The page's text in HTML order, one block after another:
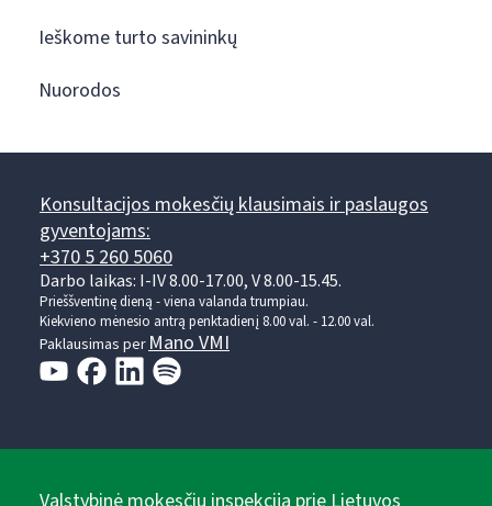
Ieškome turto savininkų
Nuorodos
Konsultacijos mokesčių klausimais ir paslaugos
gyventojams:
+370 5 260 5060
Darbo laikas: I-IV 8.00-17.00, V 8.00-15.45.
Prieššventinę dieną - viena valanda trumpiau.
Kiekvieno mėnesio antrą penktadienį 8.00 val. - 12.00 val.
Paklausimas perMano VMI